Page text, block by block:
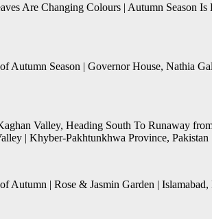
Are Changing Colours | Autumn Season Is
Autumn Season | Governor House, Nathia
Valley, Heading South To Runaway
| Khyber-Pakhtunkhwa Province, Pakistan
Autumn | Rose & Jasmin Garden | Islamabad,